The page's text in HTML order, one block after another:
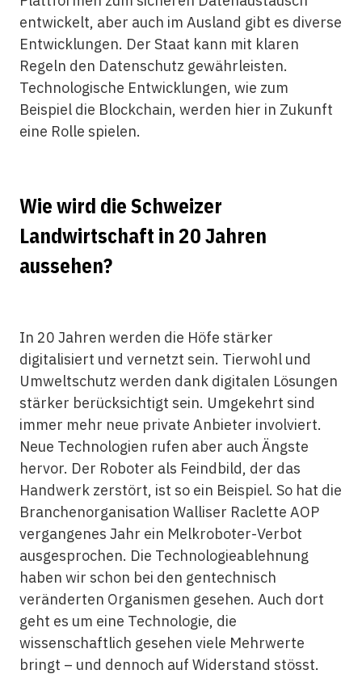
entwickelt, aber auch im Ausland gibt es diverse
Entwicklungen. Der Staat kann mit klaren
Regeln den Datenschutz gewährleisten.
Technologische Entwicklungen, wie zum
Beispiel die Blockchain, werden hier in Zukunft
eine Rolle spielen.
Wie wird die Schweizer
Landwirtschaft in 20 Jahren
aussehen?
In 20 Jahren werden die Höfe stärker
digitalisiert und vernetzt sein. Tierwohl und
Umweltschutz werden dank digitalen Lösungen
stärker berücksichtigt sein. Umgekehrt sind
immer mehr neue private Anbieter involviert.
Neue Technologien rufen aber auch Ängste
hervor. Der Roboter als Feindbild, der das
Handwerk zerstört, ist so ein Beispiel. So hat die
Branchenorganisation Walliser Raclette AOP
vergangenes Jahr ein Melkroboter-Verbot
ausgesprochen. Die Technologieablehnung
haben wir schon bei den gentechnisch
veränderten Organismen gesehen. Auch dort
geht es um eine Technologie, die
wissenschaftlich gesehen viele Mehrwerte
bringt – und dennoch auf Widerstand stösst.